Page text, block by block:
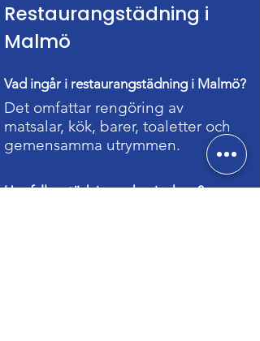
Restaurangstädning i
Malmö
Vad ingår i restaurangstädning i Malmö?
Det omfattar rengöring av
matsalar, kök, barer, toaletter och
gemensamma utrymmen.
Uppfyller städningen hygienkrav?